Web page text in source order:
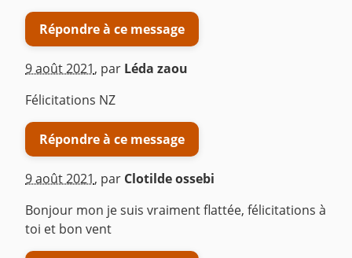
Répondre à ce message
9 août 2021, par Léda zaou
Félicitations NZ
Répondre à ce message
9 août 2021, par Clotilde ossebi
Bonjour mon je suis vraiment flattée, félicitations à
toi et bon vent